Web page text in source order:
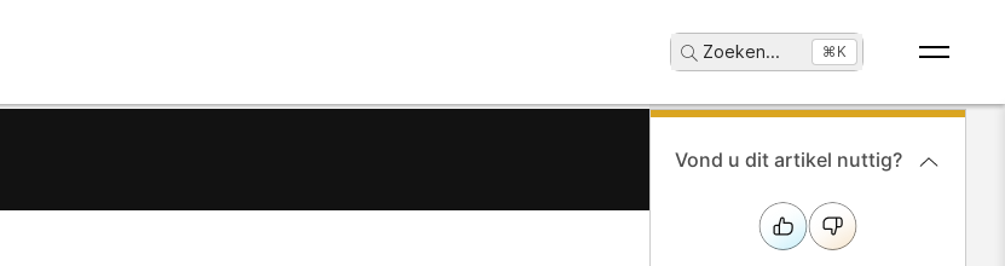
Zoeken... ⌘K
Vond u dit artikel nuttig?